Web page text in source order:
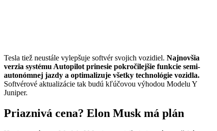
Tesla tiež neustále vylepšuje softvér svojich vozidiel. Najnovšia
verzia systému Autopilot prinesie pokročilejšie funkcie semi-
autonómnej jazdy a optimalizuje všetky technológie vozidla.
Softvérové aktualizácie tak budú kľúčovou výhodou Modelu Y
Juniper.
Priaznivá cena? Elon Musk má plán